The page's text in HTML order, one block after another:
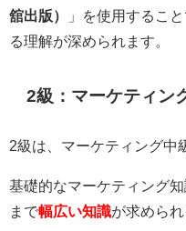
舘出版）
」を使用するこ
る理解が深められます。
2級：マーケティン
2級は、マーケティング中
基礎的なマーケティング
まで幅広い知識が求められ